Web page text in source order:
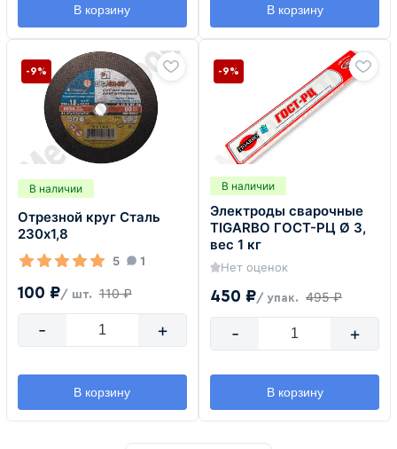
В корзину В корзину
В наличии
Отрезной круг Сталь
230х1,8
5 1
100 ₽/ шт. 110 ₽
-9%
- +
В корзину
В наличии
Электроды сварочные
TIGARBO ГОСТ-РЦ Ø 3,
вес 1 кг
Нет оценок
450 ₽/ упак. 495 ₽
-9%
- +
В корзину